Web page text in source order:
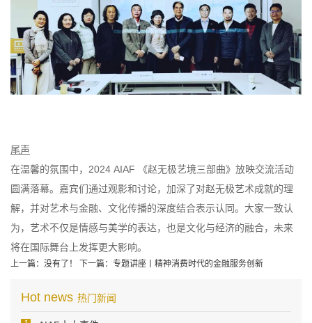
尾声
在温馨的氛围中，2024 AIAF 《赵无极艺境三部曲》放映交流活动
圆满落幕。嘉宾们通过观影和讨论，加深了对赵无极艺术成就的理
解，并对艺术与金融、文化传播的深度结合表示认同。大家一致认
为，艺术不仅是情感与美学的表达，也是文化与经济的融合，未来
将在国际舞台上发挥更大影响。
上一篇：没有了！ 下一篇：专题讲座丨精神消费时代的金融服务创新
Hot news 热门新闻